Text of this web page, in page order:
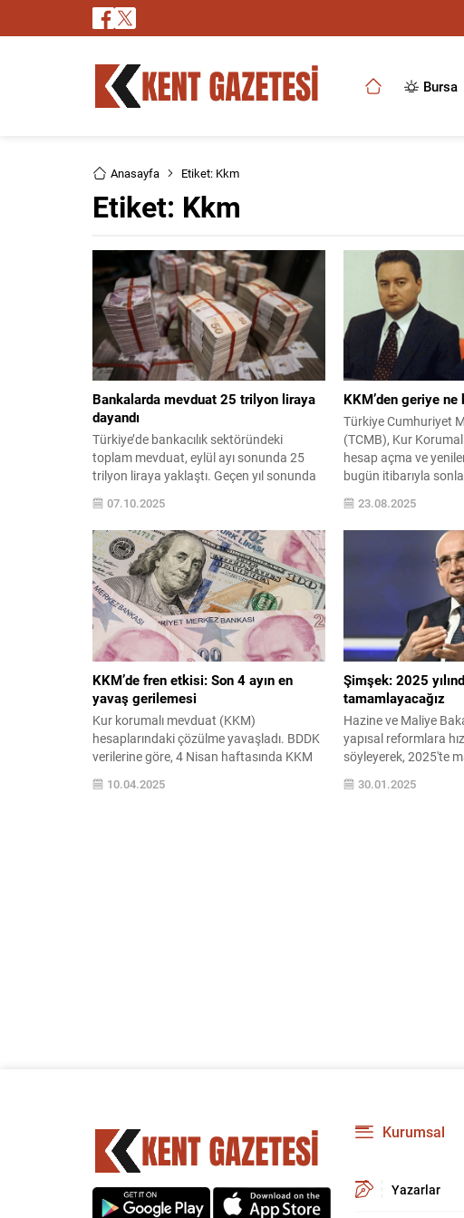
Bursa
Anasayfa Etiket: Kkm
Etiket: Kkm
Bankalarda mevduat 25 trilyon liraya
dayandı
Türkiye’de bankacılık sektöründeki
toplam mevduat, eylül ayı sonunda 25
trilyon liraya yaklaştı. Geçen yıl sonunda
18,99 trilyon lira olan mevduatlar, 9 aylık
dönemde yaklaşık 6 trilyon lira artış
kaydetti. MEVDUATLARDA 9 AYDA
YÜZDE 31’LİK ARTIŞ ...
07.10.2025
KKM’den geriye ne
Türkiye Cumhuriyet
(TCMB), Kur
hesap açma ve
bugün itibarıyla
Merkez Bankası, 21
dövizdeki aşırı
alınan KKM
23.08.2025
KKM’de fren etkisi: Son 4 ayın en
yavaş gerilemesi
Kur korumalı mevduat (KKM)
hesaplarındaki çözülme yavaşladı. BDDK
verilerine göre, 4 Nisan haftasında KKM
milyar TL’ye indi. Bu, 2025'in ilk dört
10.04.2025
Şimşek: 2025
tamamlayacağız
Hazine ve Maliye
yapısal reformlara
söyleyerek, 2025'te
yılında KKM’den çıkışı
30.01.2025
Kurumsal
Yazarlar